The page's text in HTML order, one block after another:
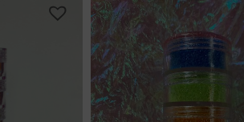
ADICIONAR AO